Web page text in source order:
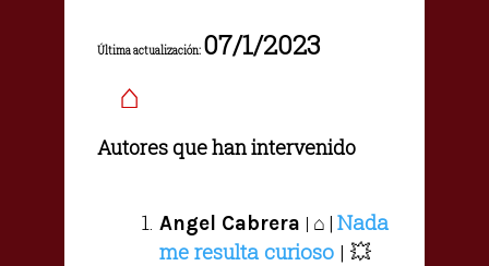
Última actualización: 07/1/2023
⌂
Autores que han intervenido
Angel Cabrera | ⌂ | Nada
me resulta curioso | 💥